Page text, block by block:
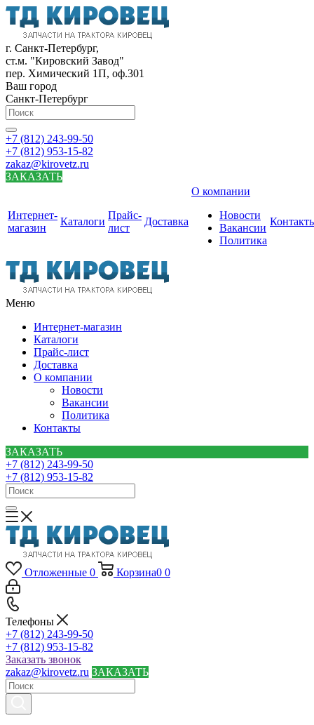
г. Санкт-Петербург,
ст.м. "Кировский Завод"
пер. Химический 1П, оф.301
Ваш город
Санкт-Петербург
+7 (812) 243-99-50
+7 (812) 953-15-82
zakaz@kirovetz.ru
ЗАКАЗАТЬ
Интернет-
магазин
Каталоги
Прайс-
лист
Доставка
О компании
Новости
Вакансии
Политика
Меню
Интернет-магазин
Каталоги
Прайс-лист
Доставка
О компании
Новости
Вакансии
Политика
Контакты
ЗАКАЗАТЬ
+7 (812) 243-99-50
+7 (812) 953-15-82
Отложенные 0 Корзина0 0
Телефоны
+7 (812) 243-99-50
+7 (812) 953-15-82
Заказать звонок
zakaz@kirovetz.ru ЗАКАЗАТЬ